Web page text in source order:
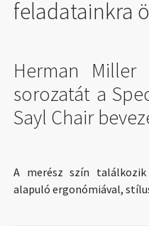
feladatainkra
Herman
sorozatát a
Sayl Chair
A merész szín találkozik
alapuló ergonómiával,